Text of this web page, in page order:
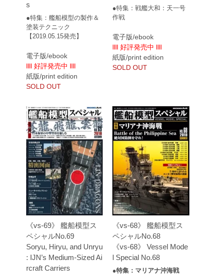
s
●特集：艦船模型の製作＆
塗装テクニック
【2019.05.15発売】
電子版/ebook
llll 好評発売中 llll
紙版/print edition
SOLD OUT
●特集：戦艦大和：天一号
作戦
電子版/ebook
llll 好評発売中 llll
紙版/print edition
SOLD OUT
《vs-69》 艦船模型ス
ペシャルNo.69
Soryu, Hiryu, and Unryu
: IJN’s Medium-Sized Ai
rcraft Carriers
《vs-68》 艦船模型ス
ペシャルNo.68
《vs-68》 Vessel Mode
l Special No.68
●特集：マリアナ沖海戦